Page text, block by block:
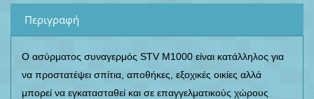
Περιγραφή
Ο ασύρματος συναγερμός STV M1000είναι κατάλληλος για
να προστατέψει σπίτια, αποθήκες, εξοχικές οικίες αλλά
μπορεί να εγκατασταθεί και σε επαγγελματικούς χώρους